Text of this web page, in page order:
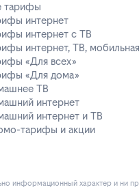
тарифы
интернет
интернет с ТВ
интернет, ТВ,
«Для всех»
«Для дома»
ТВ
интернет
интернет и ТВ
тарифы и акции
информационный характер и ни